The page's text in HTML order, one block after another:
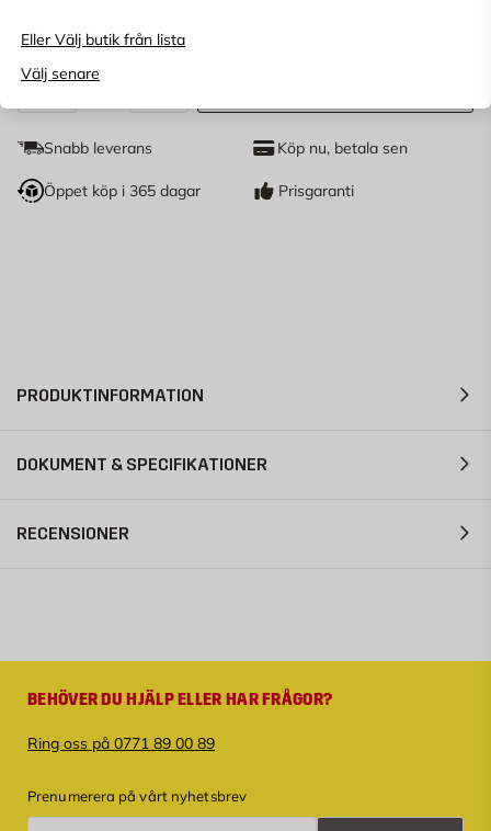
Eller Välj butik från lista
Välj senare
Snabb leverans Köp nu, betala sen
Öppet köp i 365 dagar Prisgaranti
PRODUKTINFORMATION
DOKUMENT & SPECIFIKATIONER
RECENSIONER
BEHÖVER DU HJÄLP ELLER HAR FRÅGOR?
Ring oss på 0771 89 00 89
Prenumerera på vårt nyhetsbrev